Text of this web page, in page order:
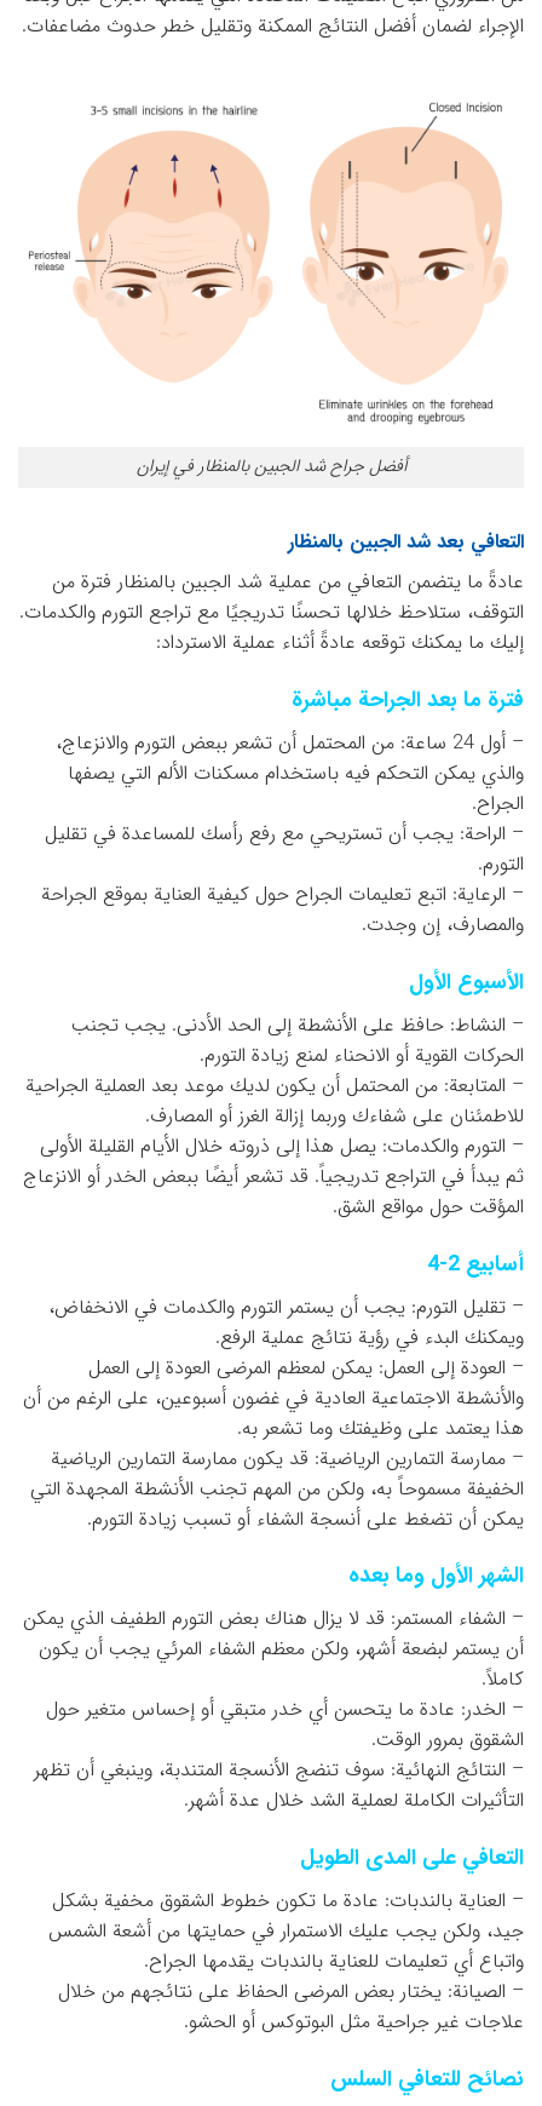
الإجراء لضمان أفضل النتائج الممكنة وتقليل خطر حدوث مضاعفات.
أفضل جراح شد الجبين بالمنظار في إيران
التعافي بعد شد الجبين بالمنظار
عادةً ما يتضمن التعافي من عملية شد الجبين بالمنظار فترة من
التوقف، ستلاحظ خلالها تحسنًا تدريجيًا مع تراجع التورم والكدمات.
إليك ما يمكنك توقعه عادةً أثناء عملية الاسترداد:
فترة ما بعد الجراحة مباشرة
– أول 24 ساعة: من المحتمل أن تشعر ببعض التورم والانزعاج،
والذي يمكن التحكم فيه باستخدام مسكنات الألم التي يصفها
الجراح.
– الراحة: يجب أن تستريحي مع رفع رأسك للمساعدة في تقليل
التورم.
– الرعاية: اتبع تعليمات الجراح حول كيفية العناية بموقع الجراحة
والمصارف، إن وجدت.
الأسبوع الأول
– النشاط: حافظ على الأنشطة إلى الحد الأدنى. يجب تجنب
الحركات القوية أو الانحناء لمنع زيادة التورم.
– المتابعة: من المحتمل أن يكون لديك موعد بعد العملية الجراحية
للاطمئنان على شفاءك وربما إزالة الغرز أو المصارف.
– التورم والكدمات: يصل هذا إلى ذروته خلال الأيام القليلة الأولى
ثم يبدأ في التراجع تدريجياً. قد تشعر أيضًا ببعض الخدر أو الانزعاج
المؤقت حول مواقع الشق.
أسابيع 2-4
– تقليل التورم: يجب أن يستمر التورم والكدمات في الانخفاض،
ويمكنك البدء في رؤية نتائج عملية الرفع.
– العودة إلى العمل: يمكن لمعظم المرضى العودة إلى العمل
والأنشطة الاجتماعية العادية في غضون أسبوعين، على الرغم من أن
هذا يعتمد على وظيفتك وما تشعر به.
– ممارسة التمارين الرياضية: قد يكون ممارسة التمارين الرياضية
الخفيفة مسموحاً به، ولكن من المهم تجنب الأنشطة المجهدة التي
يمكن أن تضغط على أنسجة الشفاء أو تسبب زيادة التورم.
الشهر الأول وما بعده
– الشفاء المستمر: قد لا يزال هناك بعض التورم الطفيف الذي يمكن
أن يستمر لبضعة أشهر، ولكن معظم الشفاء المرئي يجب أن يكون
كاملاً.
– الخدر: عادة ما يتحسن أي خدر متبقي أو إحساس متغير حول
الشقوق بمرور الوقت.
– النتائج النهائية: سوف تنضج الأنسجة المتندبة، وينبغي أن تظهر
التأثيرات الكاملة لعملية الشد خلال عدة أشهر.
التعافي على المدى الطويل
– العناية بالندبات: عادة ما تكون خطوط الشقوق مخفية بشكل
جيد، ولكن يجب عليك الاستمرار في حمايتها من أشعة الشمس
واتباع أي تعليمات للعناية بالندبات يقدمها الجراح.
– الصيانة: يختار بعض المرضى الحفاظ على نتائجهم من خلال
علاجات غير جراحية مثل البوتوكس أو الحشو.
نصائح للتعافي السلس